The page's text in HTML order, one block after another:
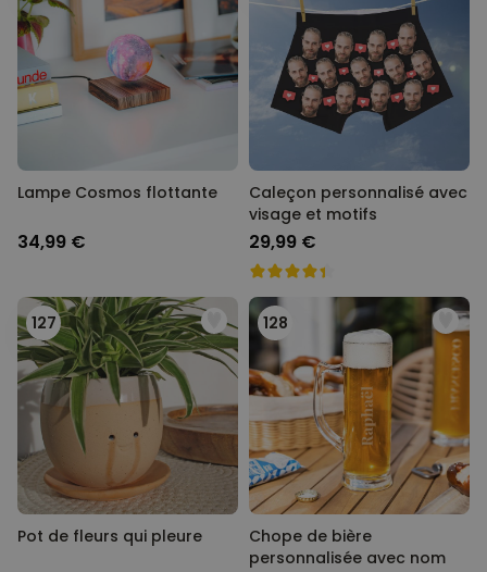
Lampe Cosmos flottante
34,99 €
Caleçon personnalisé avec
visage et motifs
29,99 €
127
Pot de fleurs qui pleure
128
Chope de bière
personnalisée avec nom